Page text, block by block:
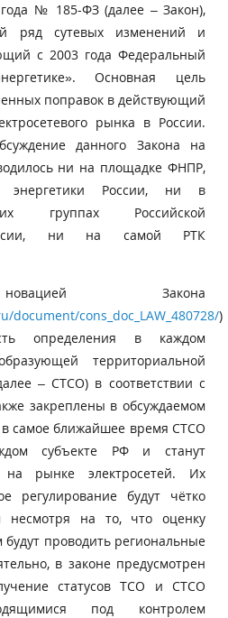
№ 185-ФЗ (далее – Закон),
ряд сутевых изменений и
с 2003 года Федеральный
Основная цель
поправок в действующий
рынка в России.
данного Закона на
ни на площадке ФНПР,
России, ни в
группах Российской
ни на самой РТК
Закона
cons_doc_LAW_480728/)
определения в каждом
территориальной
– СТСО) в соответствии с
закреплены в обсуждаемом
в самое ближайшее время СТСО
субъекте РФ и станут
рынке электросетей. Их
регулирование будут чётко
несмотря на то, что оценку
будут проводить региональные
в законе предусмотрен
статусов ТСО и СТСО
под контролем